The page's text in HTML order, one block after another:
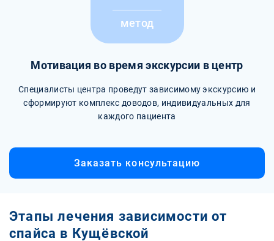
метод
Мотивация во время экскурсии в центр
Специалисты центра проведут зависимому экскурсию и
сформируют комплекс доводов, индивидуальных для
каждого пациента
Заказать консультацию
Этапы лечения зависимости от
спайса в Кущёвской